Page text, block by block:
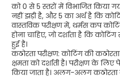
को 0 से 5 स्तरों में विभाजित किया
नहीं झड़ी है, और 5 का अर्थ है कि
वास्तविक परीक्षण में, थर्मस कप
होना चाहिए, जो दर्शाता है कि
हुई है।
कठोरता परीक्षण: कोटिंग की
क्षमता को दर्शाती है। परीक्षण के
किया जाता है। अलग-अलग कठोरता